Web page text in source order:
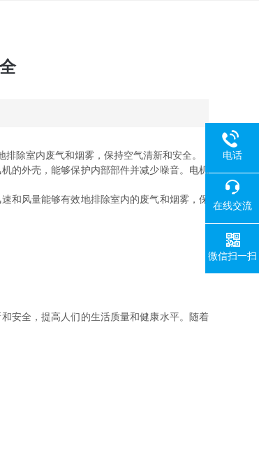
除室内废气和烟雾，保持空气清新和安全。
外壳，能够保护内部部件并减少噪音。电机
风量能够有效地排除室内的废气和烟雾，保
安全，提高人们的生活质量和健康水平。随着
电话
在线交流
微信扫一扫